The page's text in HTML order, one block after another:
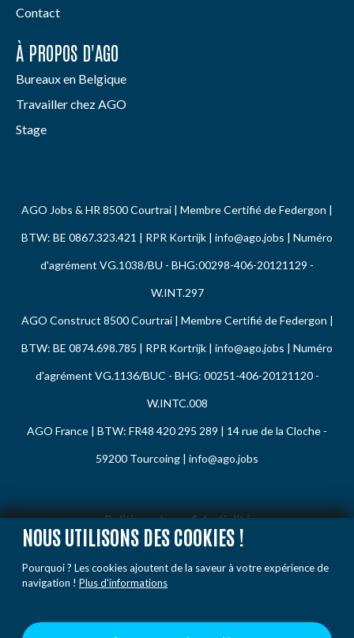
NOUS UTILISONS DES COOKIES !
Pourquoi ? Les cookies ajoutent de la saveur à votre expérience de
navigation ! Plus d'informations
Contact
À PROPOS D'AGO
Bureaux en Belgique
Travailler chez AGO
Stage
AGO Jobs & HR 8500 Courtrai | Membre Certifié de Federgon |
BTW: BE 0867.323.421 | RPR Kortrijk | info@ago.jobs | Numéro
d'agrément VG.1038/BU - BHG:00298-406-20121129 -
W.INT.297
AGO Construct 8500 Courtrai | Membre Certifié de Federgon |
BTW: BE 0874.698.785 | RPR Kortrijk | info@ago.jobs | Numéro
d'agrément VG.1136/BUC - BHG: 00251-406-20121120 -
W.INTC.008
AGO France | BTW: FR48 420 295 289 | 14 rue de la Cloche -
59200 Tourcoing | info@ago.jobs
Politique de confidentialité
Politique de cookies
Code de conduite
Conditions